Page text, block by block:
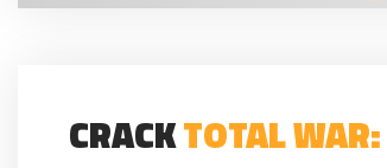
CRACKTOTAL